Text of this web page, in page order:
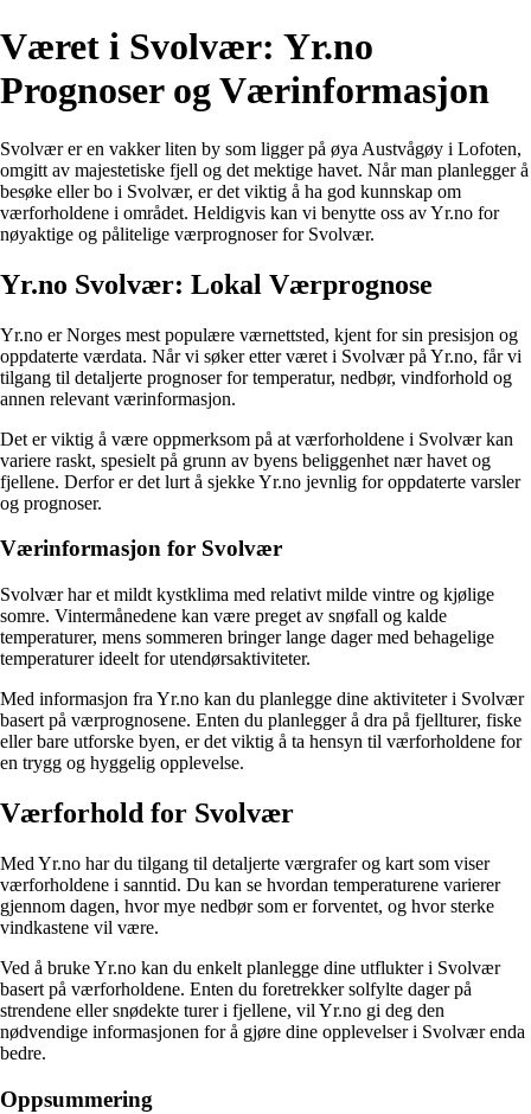
Været i Svolvær: Yr.no
Prognoser og Værinformasjon
Svolvær er en vakker liten by som ligger på øya Austvågøy i Lofoten,
omgitt av majestetiske fjell og det mektige havet. Når man planlegger å
besøke eller bo i Svolvær, er det viktig å ha god kunnskap om
værforholdene i området. Heldigvis kan vi benytte oss av Yr.no for
nøyaktige og pålitelige værprognoser for Svolvær.
Yr.no Svolvær: Lokal Værprognose
Yr.no er Norges mest populære værnettsted, kjent for sin presisjon og
oppdaterte værdata. Når vi søker etter været i Svolvær på Yr.no, får vi
tilgang til detaljerte prognoser for temperatur, nedbør, vindforhold og
annen relevant værinformasjon.
Det er viktig å være oppmerksom på at værforholdene i Svolvær kan
variere raskt, spesielt på grunn av byens beliggenhet nær havet og
fjellene. Derfor er det lurt å sjekke Yr.no jevnlig for oppdaterte varsler
og prognoser.
Værinformasjon for Svolvær
Svolvær har et mildt kystklima med relativt milde vintre og kjølige
somre. Vintermånedene kan være preget av snøfall og kalde
temperaturer, mens sommeren bringer lange dager med behagelige
temperaturer ideelt for utendørsaktiviteter.
Med informasjon fra Yr.no kan du planlegge dine aktiviteter i Svolvær
basert på værprognosene. Enten du planlegger å dra på fjellturer, fiske
eller bare utforske byen, er det viktig å ta hensyn til værforholdene for
en trygg og hyggelig opplevelse.
Værforhold for Svolvær
Med Yr.no har du tilgang til detaljerte værgrafer og kart som viser
værforholdene i sanntid. Du kan se hvordan temperaturene varierer
gjennom dagen, hvor mye nedbør som er forventet, og hvor sterke
vindkastene vil være.
Ved å bruke Yr.no kan du enkelt planlegge dine utflukter i Svolvær
basert på værforholdene. Enten du foretrekker solfylte dager på
strendene eller snødekte turer i fjellene, vil Yr.no gi deg den
nødvendige informasjonen for å gjøre dine opplevelser i Svolvær enda
bedre.
Oppsummering